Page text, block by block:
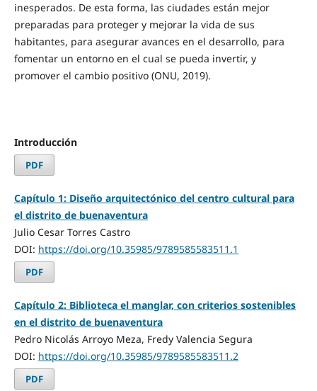
inesperados. De esta forma, las ciudades están mejor
preparadas para proteger y mejorar la vida de sus
habitantes, para asegurar avances en el desarrollo, para
fomentar un entorno en el cual se pueda invertir, y
promover el cambio positivo (ONU, 2019).
Introducción
PDF
Capítulo 1: Diseño arquitectónico del centro cultural para
el distrito de buenaventura
Julio Cesar Torres Castro
DOI: https://doi.org/10.35985/9789585583511.1
PDF
Capítulo 2: Biblioteca el manglar, con criterios sostenibles
en el distrito de buenaventura
Pedro Nicolás Arroyo Meza, Fredy Valencia Segura
DOI: https://doi.org/10.35985/9789585583511.2
PDF